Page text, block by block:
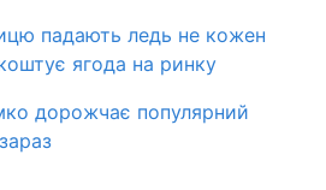
падають ледь не кожен
ягода на ринку
дорожчає популярний